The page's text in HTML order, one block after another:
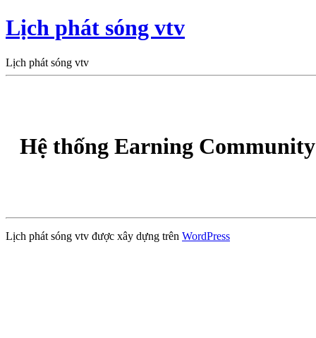
Lịch phát sóng vtv
Lịch phát sóng vtv
Hệ thống Earning
Lịch phát sóng vtv được xây dựng trên WordPress